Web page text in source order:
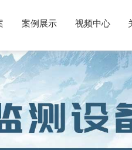
案例展示 视频中心